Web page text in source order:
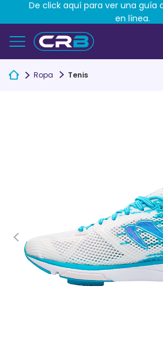
Ropa Tenis
De click aquí para ver una guía
en línea.